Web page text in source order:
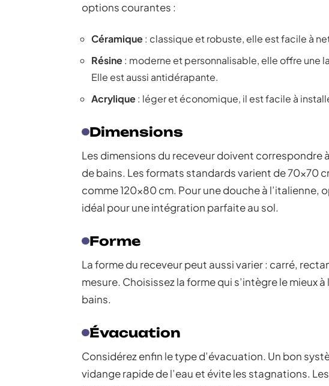
options courantes :
Céramique: classique et robuste, elle est facile à
Résine: moderne et personnalisable, elle offre une
Elle est aussi antidérapante.
Acrylique: léger et économique, il est facile à
Dimensions
Les dimensions du receveur doivent correspondre
de bains. Les formats standards varient de 70×70
comme 120×80 cm. Pour une douche à l’italienne,
idéal pour une intégration parfaite au sol.
Forme
La forme du receveur peut aussi varier : carré,
mesure. Choisissez la forme qui s’intègre le mieux
bains.
Évacuation
Considérez enfin le type d’évacuation. Un bon
vidange rapide de l’eau et évite les stagnations.